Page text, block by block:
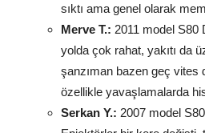
sıktı ama genel olarak
Merve T.: 2011 model S80
yolda çok rahat, yakıtı da
şanzıman bazen geç vites
özellikle yavaşlamalarda
Serkan Y.: 2007 model